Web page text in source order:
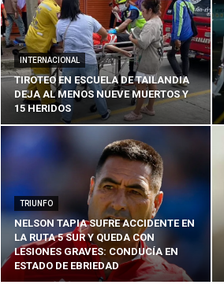
INTERNACIONAL
TIROTEO EN ESCUELA DE TAILANDIA
DEJA AL MENOS NUEVE MUERTOS Y
15 HERIDOS
TRIUNFO
NELSON TAPIA SUFRE ACCIDENTE EN
LA RUTA 5 SUR Y QUEDA CON
LESIONES GRAVES: CONDUCÍA EN
ESTADO DE EBRIEDAD